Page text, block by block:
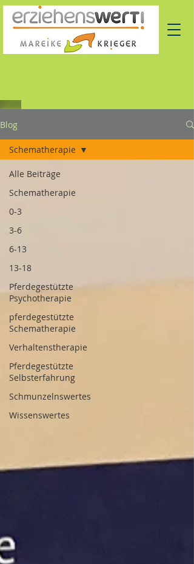
Blog
Alle Beiträge
Schematherapie
0-3
3-6
6-13
13-18
Pferdegestützte
Psychotherapie
pferdegestützte
Schematherapie
Verhaltenstherapie
Pferdegestützte
Selbsterfahrung
Schmunzelnswertes
Wissenswertes
Schematherapie